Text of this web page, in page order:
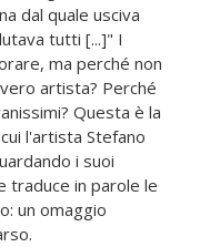
dal quale usciva
tutti [...]" I
ma perché non
artista? Perché
Questa è la
l'artista Stefano
i suoi
traduce in parole le
un omaggio